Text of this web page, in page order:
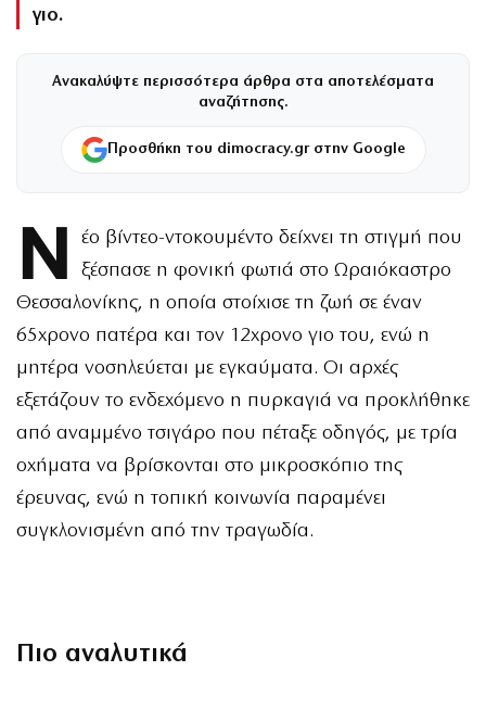
γιο.
Ανακαλύψτε περισσότερα άρθρα στα αποτελέσματα
αναζήτησης.
Προσθήκη του dimocracy.gr στην Google
Ν
έο βίντεο-ντοκουμέντο δείχνει τη στιγμή που
ξέσπασε η φονική φωτιά στο Ωραιόκαστρο
Θεσσαλονίκης, η οποία στοίχισε τη ζωή σε έναν
65χρονο πατέρα και τον 12χρονο γιο του, ενώ η
μητέρα νοσηλεύεται με εγκαύματα. Οι αρχές
εξετάζουν το ενδεχόμενο η πυρκαγιά να προκλήθηκε
από αναμμένο τσιγάρο που πέταξε οδηγός, με τρία
οχήματα να βρίσκονται στο μικροσκόπιο της
έρευνας, ενώ η τοπική κοινωνία παραμένει
συγκλονισμένη από την τραγωδία.
Πιο αναλυτικά